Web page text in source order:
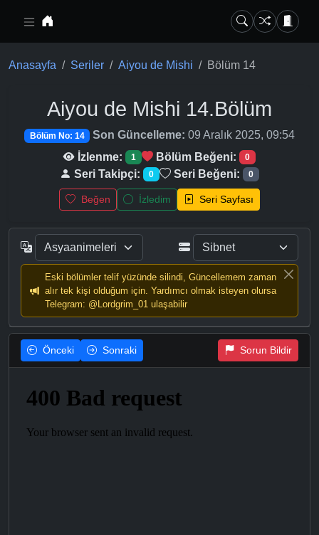
Anasayfa Seriler Aiyou de Mishi Bölüm 14
Aiyou de Mishi 14.Bölüm
Bölüm No: 14 Son Güncelleme: 09 Aralık 2025, 09:54
İzlenme:
1 Bölüm Beğeni: 0
Seri Takipçi: 0 Seri Beğeni: 0
Beğen İzledim Seri Sayfası
Eski bölümler telif yüzünde silindi, Güncellemem zaman
alır tek kişi olduğum için. Yardımcı olmak isteyen olursa
Telegram: @Lordgrim_01 ulaşabilir
Önceki Sonraki Sorun Bildir